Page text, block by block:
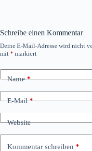
Schreibe einen Kommentar
Deine E-Mail-Adresse wird nicht
mit * markiert
Name*
E-Mail*
Website
Kommentar schreiben *